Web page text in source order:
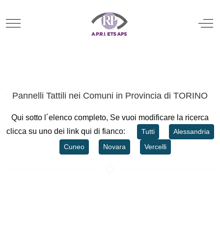
Mobile Menu Toggle Off-
Pannelli Tattili nei Comuni in Provincia di TORINO
Qui sotto l´elenco completo, Se vuoi modificare la ricerca
clicca su uno dei link qui di fianco:
Tutti
Alessandria
Cuneo
Novara Vercelli